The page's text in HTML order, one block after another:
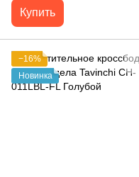
белыйКупить
−16%
Новинка